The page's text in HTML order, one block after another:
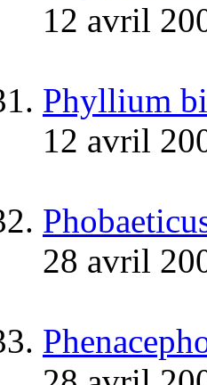
12 avril
Phyllium
12 avril
28 avril